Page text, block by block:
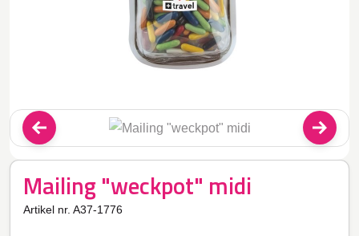
Mailing "weckpot" midi
Artikel nr. A37-1776